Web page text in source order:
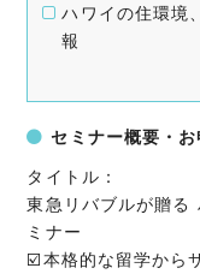
ハワイの住環境
報
セミナー概要・
タイトル：
東急リバブルが贈る
ミナー
☑️本格的な留学から